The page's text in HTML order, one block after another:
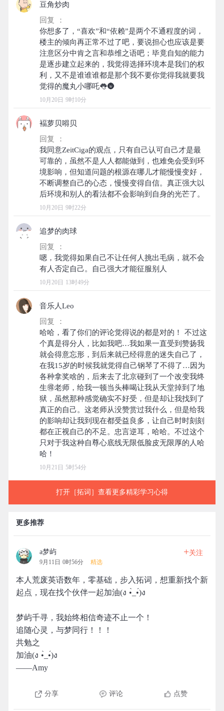
豆角炒肉
回复 ：
你想多了，“喜欢”和“依赖”是两个不通程度的词，
楼主的倾向再正常不过了吧，要说担心也应该是要
注意区分中肯之言和恭维之语吧；毕竟自知的能力
是逐步建立起来的，我觉得选择环境本是我们的权
利，又不是谁谁谁都是那个我不要你觉得我就要我
10月20日 9时10分
褔萝贝嘚贝
回复 ：
我同意ZeitCiga的观点，只有自己认可自己才是最
可靠的，虽然不是人人都能做到，也难免会受到环
境影响，但知道问题的根源在哪儿才能慢慢变好，
不断调整自己的心态，慢慢变得自信。真正强大以
10月20日 9时22分
追梦的肉球
回复 ：
嗯，我觉得如果自己不让任何人挑出毛病，就不会
10月20日 13时49分
音乐人Leo
回复 ：
哈哈，看了你们的评论觉得说的都是对的！ 不过这
个真是得分人，比如我吧…我如果一直受到赞扬我
就会得意忘形，到后来就已经得意的迷失自己了，
在我15岁的时候我就觉得自己钢琴了不得了…因为
各种拿奖啥的，后来去了北京碰到了一个改变我终
生🉐老师，给我一顿当头棒喝让我从天堂掉到了地
狱，虽然那种感觉确实不好受，但是却让我找到了
真正的自己。这老师从没赞赏过我什么，但是给我
的影响却让我到现在都受益良多，让自己时时刻刻
都在正视自己的不足。忠言逆耳，哈哈。不过这个
只对于我这种自尊心底线无限低脸皮无限厚的人哈
10月21日 5时54分
打开［拓词］查看更多精彩学习心得
更多推荐
a梦屿
9月11日 0时56分 精选
+关注
本人荒废英语数年，零基础，步入拓词，想重新找个新
起点，现在找个伙伴一起加油(ง •̀_•́)ง
梦屿千寻，我始终相信奇迹不止一个！
追随心灵，与梦同行！！！
共勉之
加油(ง •̀_•́)ง
——Amy
分享 评论 点赞